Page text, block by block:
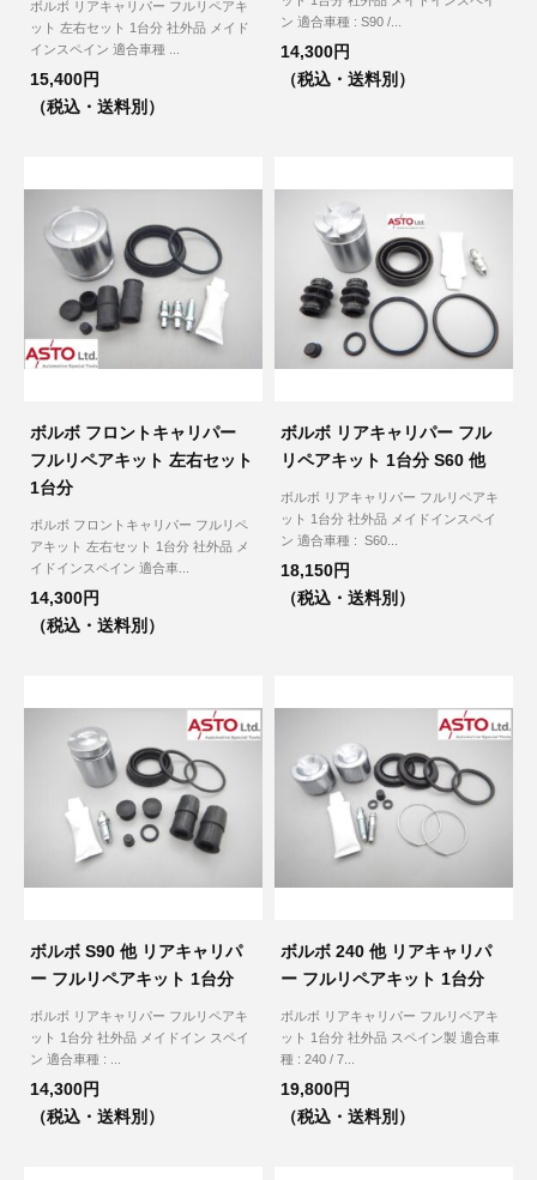
ボルボ リアキャリパー フルリペアキ
ット 左右セット 1台分 社外品 メイド
インスペイン 適合車種 ...
15,400円
（税込・送料別）
ン 適合車種 : S90 /...
14,300円
（税込・送料別）
ボルボ フロントキャリパー
フルリペアキット 左右セット
1台分
ボルボ フロントキャリパー フルリペ
アキット 左右セット 1台分 社外品 メ
イドインスペイン 適合車...
14,300円
（税込・送料別）
ボルボ リアキャリパー フル
リペアキット 1台分 S60 他
ボルボ リアキャリパー フルリペアキ
ット 1台分 社外品 メイドインスペイ
ン 適合車種 : S60...
18,150円
（税込・送料別）
ボルボ S90 他 リアキャリパ
ー フルリペアキット 1台分
ボルボ リアキャリパー フルリペアキ
ット 1台分 社外品 メイドイン スペイ
ン 適合車種 : ...
14,300円
（税込・送料別）
ボルボ 240 他 リアキャリパ
ー フルリペアキット 1台分
ボルボ リアキャリパー フルリペアキ
ット 1台分 社外品 スペイン製 適合車
種 : 240 / 7...
19,800円
（税込・送料別）